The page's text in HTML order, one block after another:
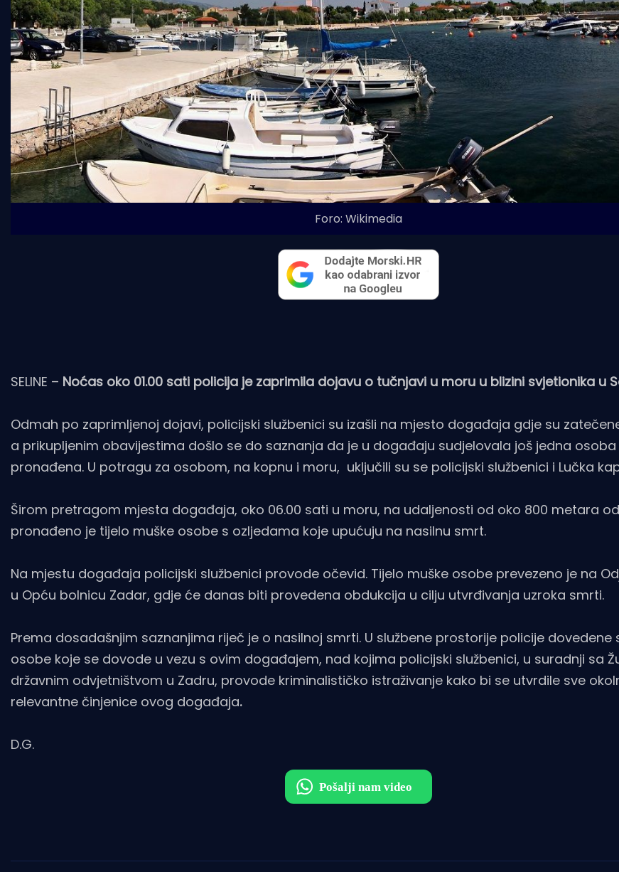
Foro: Wikimedia
SELINE – Noćas oko 01.00 sati policija je zaprimila dojavu o tučnjavi u moru u blizini svjetionika u
Odmah po zaprimljenoj dojavi, policijski službenici su izašli na mjesto događaja gdje su
a prikupljenim obavijestima došlo se do saznanja da je u događaju sudjelovala još jedna osoba
pronađena. U potragu za osobom, na kopnu i moru, uključili su se policijski službenici i Lučka
Širom pretragom mjesta događaja, oko 06.00 sati u moru, na udaljenosti od oko 800 metara
pronađeno je tijelo muške osobe s ozljedama koje upućuju na nasilnu smrt.
Na mjestu događaja policijski službenici provode očevid. Tijelo muške osobe prevezeno je na
u Opću bolnicu Zadar, gdje će danas biti provedena obdukcija u cilju utvrđivanja uzroka smrti.
Prema dosadašnjim saznanjima riječ je o nasilnoj smrti. U službene prostorije policije dovedene
osobe koje se dovode u vezu s ovim događajem, nad kojima policijski službenici, u suradnji sa
državnim odvjetništvom u Zadru, provode kriminalističko istraživanje kako bi se utvrdile sve
relevantne činjenice ovog događaja.
D.G.